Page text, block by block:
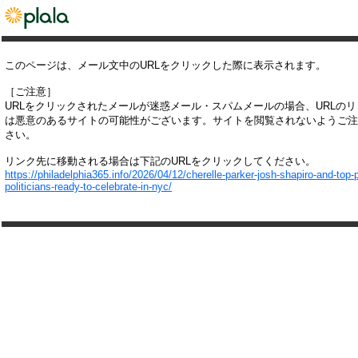
このページは、メール文中のURLをクリックした際に表示されます。
［ご注意］
URLをクリックされたメールが迷惑メール・スパムメールの場合、URLの
は悪意のあるサイトの可能性がございます。サイトを閲覧されないようご
さい。
リンク先に移動される場合は下記のURLをクリックしてください。
https://philadelphia365.info/2026/04/12/cherelle-parker-josh-shapiro-and-top-
politicians-ready-to-celebrate-in-nyc/